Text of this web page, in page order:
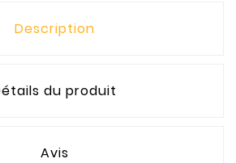
Description
du produit
Avis